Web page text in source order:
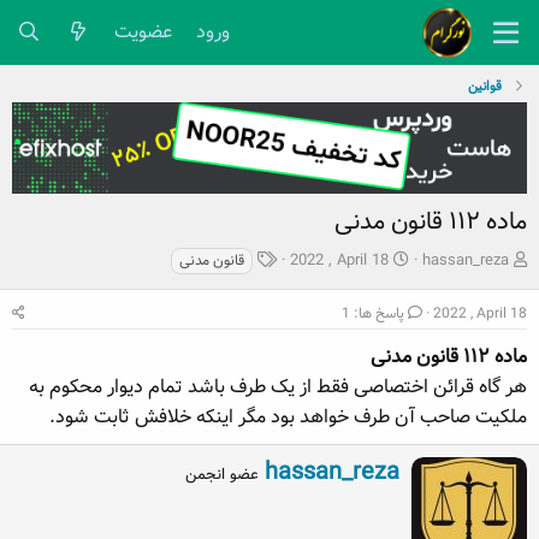
ورود عضویت
قوانین
ماده ۱۱۲ قانون مدنی
ش
و
ک
ن
د
ه
م
ض
hassan_reza
ت
خ
ش
و
ع
2022 , April 18
ب
ه
ا
قانون مدنی
2022 , April 18 پاسخ ها: 1
ماده ۱۱۲ قانون مدنی
هر گاه قرائن اختصاصی فقط از یک طرف باشد تمام دیوار محکوم به
ملکیت صاحب آن طرف خواهد بود مگر اینکه خلافش ثابت‌ شود.
W
hassan_reza عضو انجمن